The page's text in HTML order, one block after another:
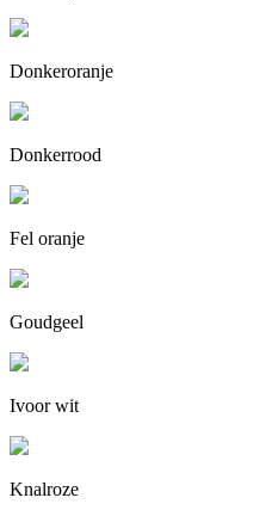
Donkeroranje
Donkerrood
Fel oranje
Goudgeel
Ivoor wit
Knalroze